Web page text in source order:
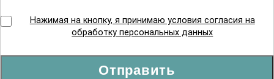
Нажимая на кнопку, я принимаю условия согласия на
обработку персональных данных
Отправить